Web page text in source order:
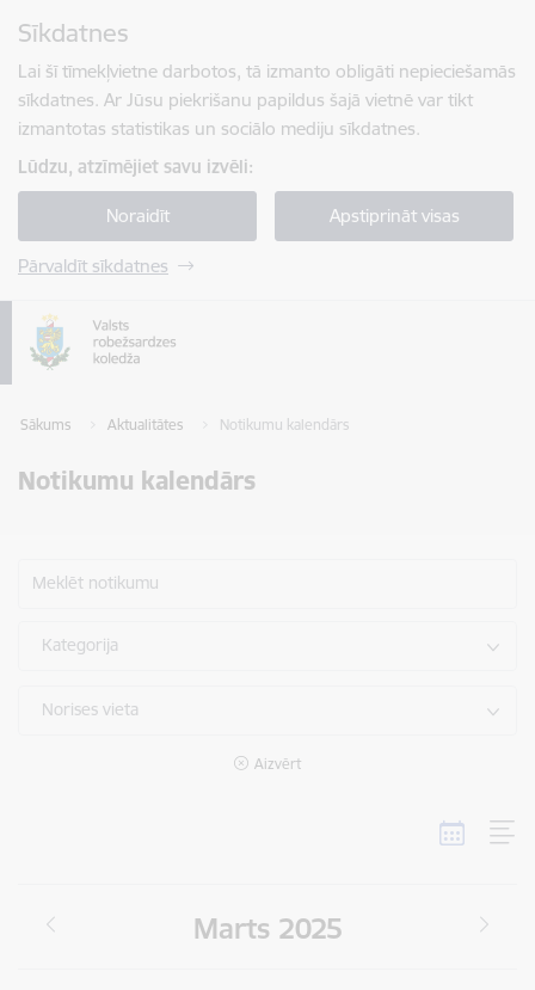
Sīkdatnes
Lai šī tīmekļvietne darbotos, tā izmanto obligāti nepieciešamās
sīkdatnes. Ar Jūsu piekrišanu papildus šajā vietnē var tikt
izmantotas statistikas un sociālo mediju sīkdatnes.
Lūdzu, atzīmējiet savu izvēli:
Noraidīt Apstiprināt visas
Pārvaldīt sīkdatnes
Sākums Aktualitātes Notikumu kalendārs
Notikumu kalendārs
Meklēt notikumu
Kategorija
Norises vieta
Aizvērt
Marts 2025